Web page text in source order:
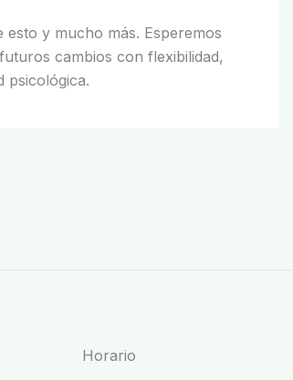
y mucho más. Esperemos
cambios con flexibilidad,
psicológica.
Horario